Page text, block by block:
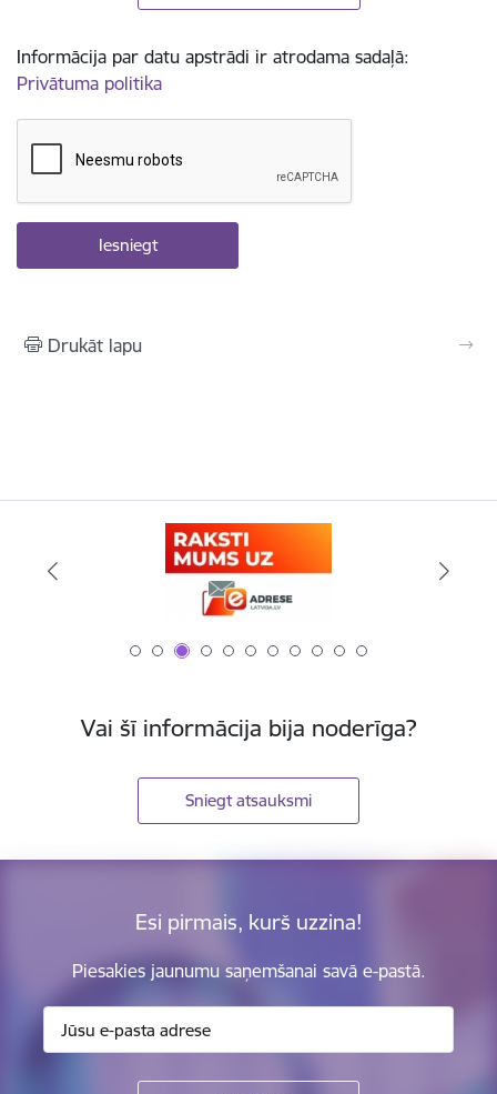
Informācija par datu apstrādi ir atrodama sadaļā:
Privātuma politika
Drukāt lapu
Vai šī informācija bija noderīga?
Sniegt atsauksmi
Esi pirmais, kurš uzzina!
Piesakies jaunumu saņemšanai savā e-pastā.